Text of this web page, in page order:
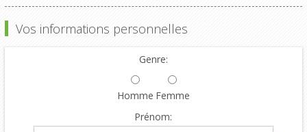
Vos informations personnelles
Genre:
Homme Femme
Prénom: